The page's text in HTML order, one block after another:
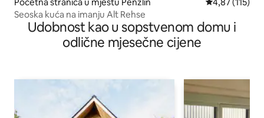
Seoska kuća na imanju Alt Rehse
Udobnost kao u sopstvenom domu i
odlične mjesečne cijene